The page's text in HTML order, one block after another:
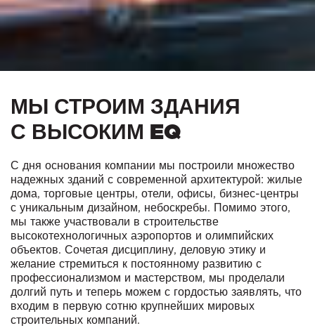
МЫ СТРОИМ ЗДАНИЯ
С ВЫСОКИМ EQ
С дня основания компании мы построили множество
надежных зданий с современной архитектурой: жилые
дома, торговые центры, отели, офисы, бизнес-центры
с уникальным дизайном, небоскребы. Помимо этого,
мы также участвовали в строительстве
высокотехнологичных аэропортов и олимпийских
объектов. Сочетая дисциплину, деловую этику и
желание стремиться к постоянному развитию с
профессионализмом и мастерством, мы проделали
долгий путь и теперь можем с гордостью заявлять, что
входим в первую сотню крупнейших мировых
строительных компаний.